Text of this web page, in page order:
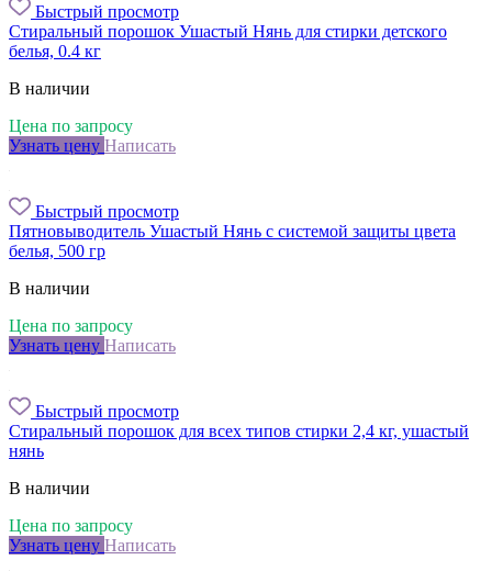
Быстрый просмотр
Стиральный порошок Ушастый Нянь для стирки детского
белья, 0.4 кг
В наличии
Цена по запросу
Узнать цену Написать
Быстрый просмотр
Пятновыводитель Ушастый Нянь с системой защиты цвета
белья, 500 гр
В наличии
Цена по запросу
Узнать цену Написать
Быстрый просмотр
Стиральный порошок для всех типов стирки 2,4 кг, ушастый
нянь
В наличии
Цена по запросу
Узнать цену Написать